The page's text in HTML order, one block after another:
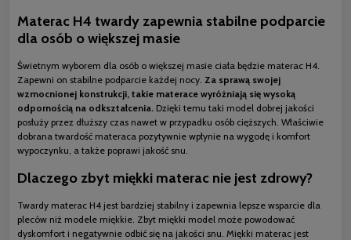
Materac H4 twardy zapewnia stabilne podparcie
dla osób o większej masie
Świetnym wyborem dla osób o większej masie ciała będzie materac H4.
Zapewni on stabilne podparcie każdej nocy. Za sprawą swojej
wzmocnionej konstrukcji, takie materace wyróżniają się wysoką
odpornością na odkształcenia. Dzięki temu taki model dobrej jakości
posłuży przez dłuższy czas nawet w przypadku osób cięższych. Właściwie
dobrana twardość materaca pozytywnie wpłynie na wygodę i komfort
wypoczynku, a także poprawi jakość snu.
Dlaczego zbyt miękki materac nie jest zdrowy?
Twardy materac H4 jest bardziej stabilny i zapewnia lepsze wsparcie dla
pleców niż modele miękkie. Zbyt miękki model może powodować
dyskomfort i negatywnie odbić się na jakości snu. Miękki materac jest